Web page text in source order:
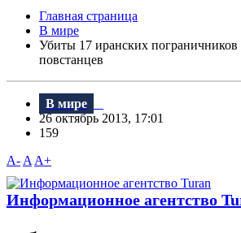
Главная страница
В мире
Убиты 17 иранских
повстанцев
В мире
26 октябрь 2013, 17:01
159
A- A A+
Информационное агентство